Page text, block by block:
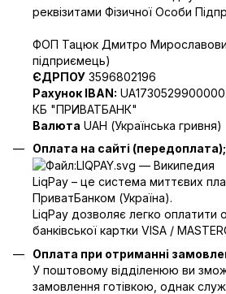
реквізитами Фізичної Особи
ФОП Тацюк Дмитро
пiдприємець)
ЄДРПОУ 3596802196
Рахунок IBAN:
КБ "ПРИВАТБАНК"
Валюта UAH (Українська гривня)
Оплата на сайті (передоплата);
LiqPay – це система миттєвих
ПриватБанком (Україна).
LiqPay дозволяє легко оплатити
банківської картки VISA /
Оплата при отриманні
У поштовому відділенюю ви
замовлення готівкою, однак